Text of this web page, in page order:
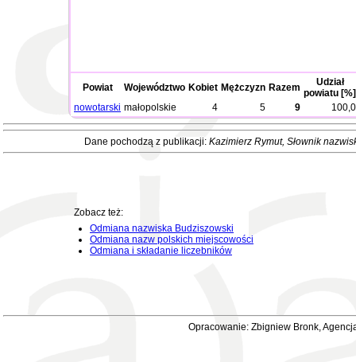
Powiat Województwo Kobiet Mężczyzn Razem
Udział
powiatu [%]
nowotarski małopolskie 4 5 9 100,0
Dane pochodzą z publikacji: Kazimierz Rymut, Słownik
Zobacz też:
Odmiana nazwiska Budziszowski
Odmiana nazw polskich miejscowości
Odmiana i składanie liczebników
Opracowanie: Zbigniew Bronk,